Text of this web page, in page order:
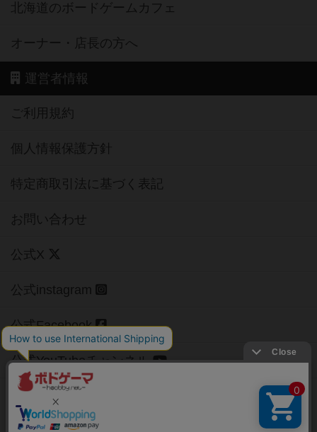
北海道のボードゲームカフェ
オーナー・店長の方へ
運営者情報
ご利用規約
個人情報保護方針
特定商取引法に基づく表記
お問い合わせ
公式X
公式instagram
公式Facebook
公式YouTubeチャンネル